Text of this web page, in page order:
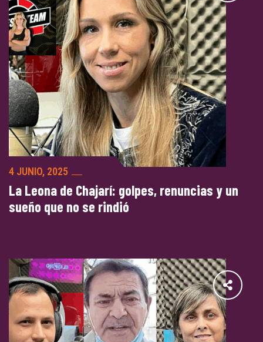
4 JUNIO, 2025
La Leona de Chajarí: golpes, renuncias y un
sueño que no se rindió